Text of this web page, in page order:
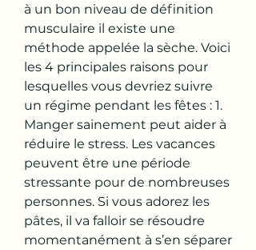
à un bon niveau de définition
musculaire il existe une
méthode appelée la sèche. Voici
les 4 principales raisons pour
lesquelles vous devriez suivre
un régime pendant les fêtes : 1.
Manger sainement peut aider à
réduire le stress. Les vacances
peuvent être une période
stressante pour de nombreuses
personnes. Si vous adorez les
pâtes, il va falloir se résoudre
momentanément à s’en séparer